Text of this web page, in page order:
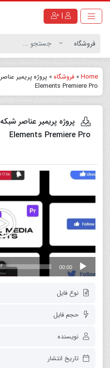
|
Home
» فروشگاه»
Elements Premiere Pro
Elements Premiere Pro
نمایشگر
00:00
نوع فایل
حجم فایل
نویسنده
تاریخ انتشار